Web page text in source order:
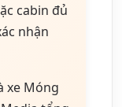
cabin đủ
nhận
xe Móng